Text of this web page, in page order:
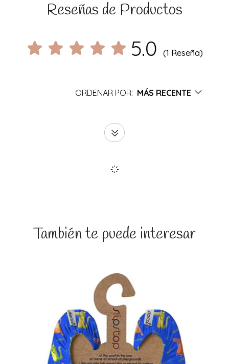
Reseñas de Productos
5.0 (1 Reseña)
ORDENAR POR: MÁS RECENTE
También te puede interesar